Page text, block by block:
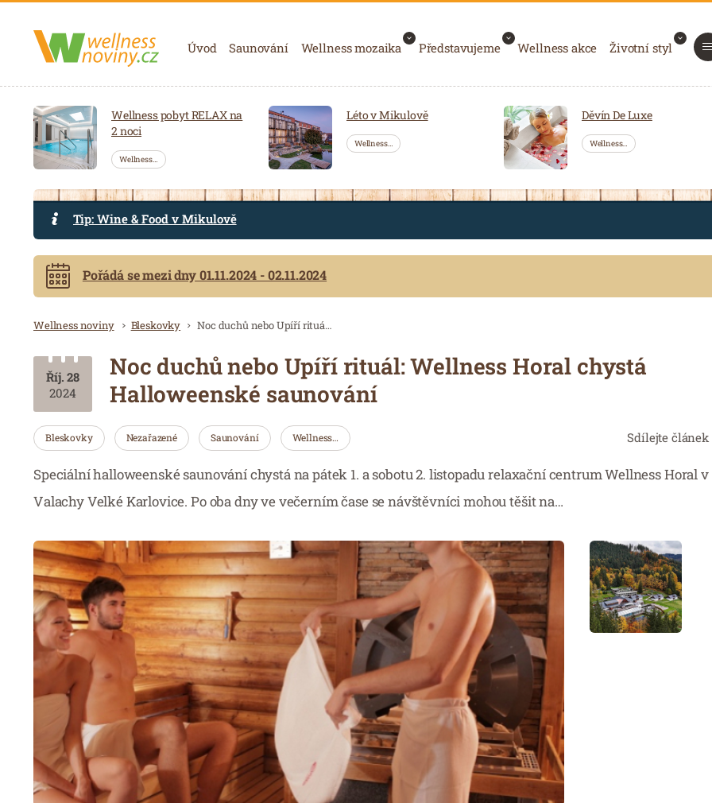
Navigace
Úvod Saunování Wellness mozaika Představujeme Wellness akce Životní styl
Wellness pobyt RELAX na
2 noci
Wellness…
Léto v Mikulově
Wellness…
Děvín De Luxe
Wellness…
Tip: Wine & Food v Mikulově
Pořádá se mezi dny 01.11.2024 - 02.11.2024
Drobečková navigace
Wellness noviny Bleskovky Noc duchů nebo Upíří rituál: Wellness Horal chystá Halloweenské saunování
Říj. 28
2024
Noc duchů nebo Upíří rituál: Wellness Horal chystá
Halloweenské saunování
Sdílejte článek
Bleskovky Nezařazené Saunování Wellness…
Speciální halloweenské saunování chystá na pátek 1. a sobotu 2. listopadu relaxační centrum Wellness Horal v
Valachy Velké Karlovice. Po oba dny ve večerním čase se návštěvníci mohou těšit na…